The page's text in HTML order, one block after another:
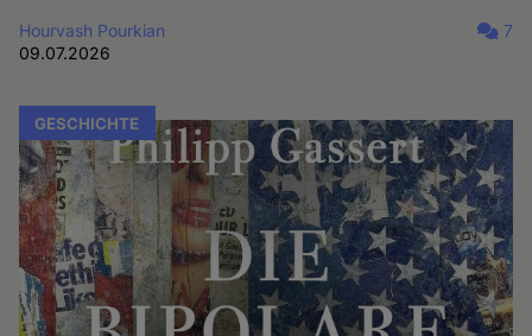
Hourvash Pourkian
09.07.2026
7
GESCHICHTE